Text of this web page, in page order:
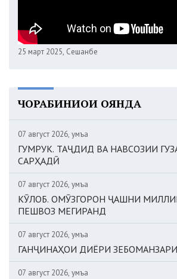
25 март 2025, Сешанбе
ЧОРАБИНИҲОИ ОЯНДА
07 август 2026, Ҷумъа
ГУМРУК. ТАҶДИД ВА НАВСОЗИИ
САРҲАДӢ
07 август 2026, Ҷумъа
КӮЛОБ. ОМӮЗГОРОН ҶАШНИ
ПЕШВОЗ МЕГИРАНД
07 август 2026, Ҷумъа
ГАНҶИНАҲОИ ДИЁРИ
07 август 2026, Ҷумъа